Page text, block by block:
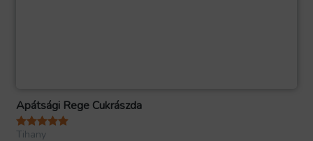
Apátsági Rege Cukrászda
Tihany